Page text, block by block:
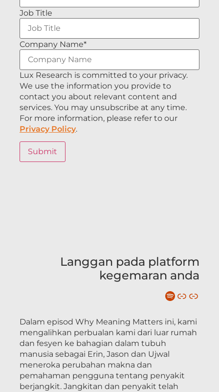
Job Title
Company Name*
Lux Research is committed to your privacy.
We use the information you provide to
contact you about relevant content and
services. You may unsubscribe at any time.
For more information, please refer to our
Privacy Policy.
Langgan pada platform
kegemaran anda
Dalam episod Why Meaning Matters ini, kami
mengalihkan perbualan kami dari luar rumah
dan fesyen ke bahagian dalam tubuh
manusia sebagai Erin, Jason dan Ujwal
meneroka perubahan makna dan
pemahaman pengguna tentang penyakit
berjangkit. Jangkitan dan penyakit telah